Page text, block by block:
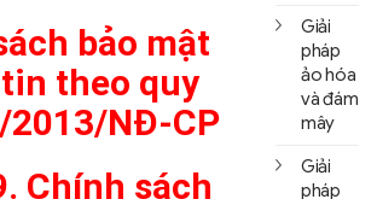
cá nhân được thu thập
nhật và ngôn ngữ của
mật
liên hệ hướng dẫn chính
bảo mật
theo quy
NĐ-CP
Chính sách
Giải
pháp
ảo hóa
và đám
mây
Giải
pháp